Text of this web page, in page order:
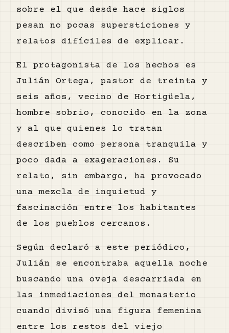
sobre el que desde hace siglos
pesan no pocas supersticiones y
relatos difíciles de explicar.
El protagonista de los hechos es
Julián Ortega, pastor de treinta y
seis años, vecino de Hortigüela,
hombre sobrio, conocido en la zona
y al que quienes lo tratan
describen como persona tranquila y
poco dada a exageraciones. Su
relato, sin embargo, ha provocado
una mezcla de inquietud y
fascinación entre los habitantes
de los pueblos cercanos.
Según declaró a este periódico,
Julián se encontraba aquella noche
buscando una oveja descarriada en
las inmediaciones del monasterio
cuando divisó una figura femenina
entre los restos del viejo